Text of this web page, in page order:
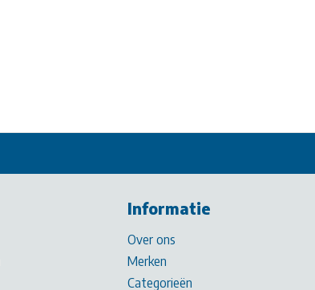
Informatie
Over ons
Merken
Categorieën